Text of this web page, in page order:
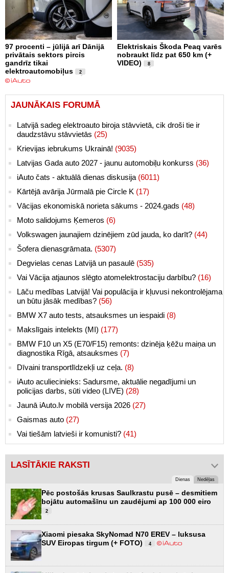
97 procenti – jūlijā arī Dānijā
privātais sektors pircis
gandrīz tikai
elektroautomobiļus
2
Elektriskais Škoda Peaq varēs
nobraukt līdz pat 650 km (+
VIDEO)
8
JAUNĀKAIS FORUMĀ
Latvijā sadeg elektroauto biroja stāvvietā, cik droši tie ir
daudzstāvu stāvvietās (25)
Krievijas iebrukums Ukrainā! (9035)
Latvijas Gada auto 2027 - jaunu automobiļu konkurss (36)
iAuto čats - aktuālā dienas diskusija (6011)
Kārtējā avārija Jūrmalā pie Circle K (17)
Vācijas ekonomiskā norieta sākums - 2024.gads (48)
Moto salidojums Ķemeros (6)
Volkswagen jaunajiem dzinējiem zūd jauda, ko darīt? (44)
Šofera dienasgrāmata. (5307)
Degvielas cenas Latvijā un pasaulē (535)
Vai Vācija atjaunos slēgto atomelektrostaciju darbību? (16)
Lāču medības Latvijā! Vai populācija ir kļuvusi nekontrolējama
un būtu jāsāk medības? (56)
BMW X7 auto tests, atsauksmes un iespaidi (8)
Makslīgais intelekts (MI) (177)
BMW F10 un X5 (E70/F15) remonts: dzinēja ķēžu maiņa un
diagnostika Rīgā, atsauksmes (7)
Dīvaini transportlīdzekļi uz ceļa. (8)
iAuto aculiecinieks: Sadursme, aktuālie negadījumi un
policijas darbs, sūti video (LIVE) (28)
Jaunā iAuto.lv mobilā versija 2026 (27)
Gaismas auto (27)
Vai tiešām latvieši ir komunisti? (41)
LASĪTĀKIE RAKSTI
Dienas Nedēļas
Pēc postošās krusas Saulkrastu pusē – desmitiem
bojātu automašīnu un zaudējumi ap 100 000 eiro
2
Xiaomi piesaka SkyNomad N70 EREV – luksusa
SUV Eiropas tirgum (+ FOTO)
4